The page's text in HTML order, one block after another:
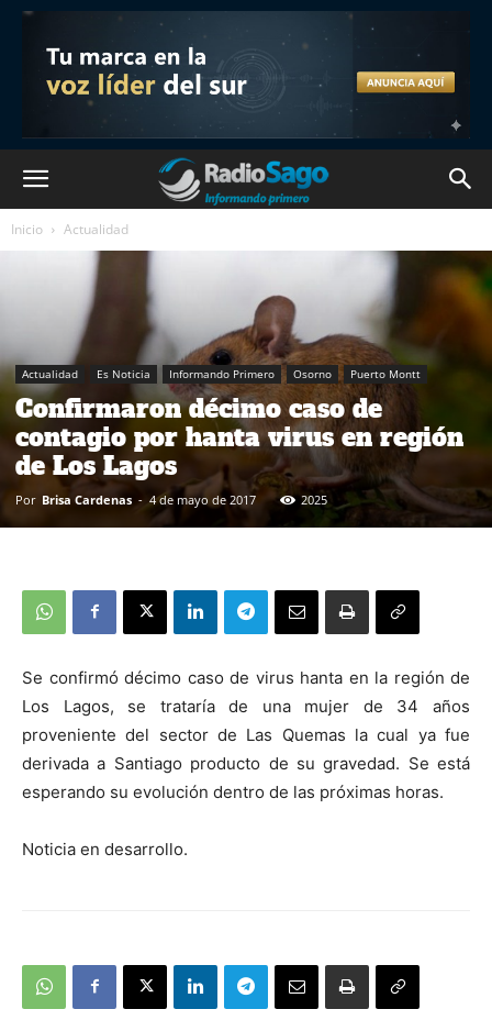
Inicio Actualidad
Actualidad Es Noticia Informando Primero Osorno Puerto Montt
Confirmaron décimo caso de
contagio por hanta virus en región
de Los Lagos
Por Brisa Cardenas - 4 de mayo de 2017 2025
Se confirmó décimo caso de virus hanta en la región de
Los Lagos, se trataría de una mujer de 34 años
proveniente del sector de Las Quemas la cual ya fue
derivada a Santiago producto de su gravedad. Se está
esperando su evolución dentro de las próximas horas.
Noticia en desarrollo.